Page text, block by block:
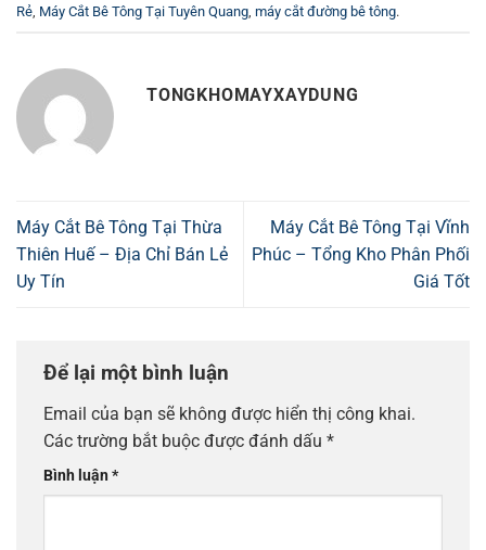
Rẻ, Máy Cắt Bê Tông Tại Tuyên Quang, máy cắt đường bê tông.
TONGKHOMAYXAYDUNG
Máy Cắt Bê Tông Tại Thừa
Thiên Huế – Địa Chỉ Bán Lẻ
Uy Tín
Máy Cắt Bê Tông Tại Vĩnh
Phúc – Tổng Kho Phân Phối
Giá Tốt
Để lại một bình luận
Email của bạn sẽ không được hiển thị công khai.
Các trường bắt buộc được đánh dấu *
Bình luận*